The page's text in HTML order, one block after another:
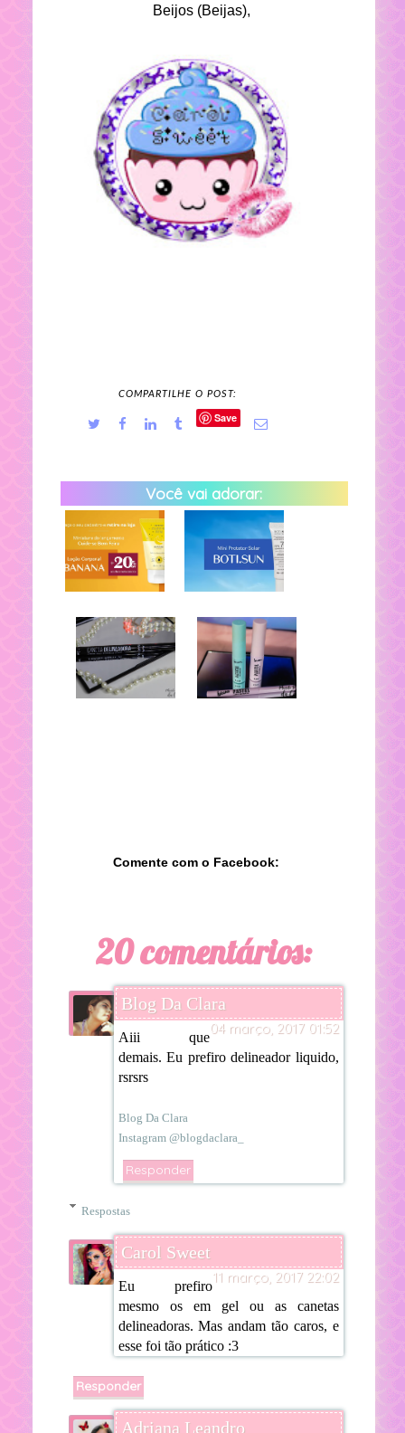
Beijos (Beijas),
COMPARTILHE O POST:
Save
Você vai adorar:
Comente com o Facebook:
20 comentários:
Blog Da Clara
04 março, 2017 01:52
Aiii que
demais. Eu prefiro delineador liquido,
rsrsrs
Blog Da Clara
Instagram @blogdaclara_
Responder
Respostas
Carol Sweet
11 março, 2017 22:02
Eu prefiro
mesmo os em gel ou as canetas
delineadoras. Mas andam tão caros, e
esse foi tão prático :3
Responder
Adriana Leandro